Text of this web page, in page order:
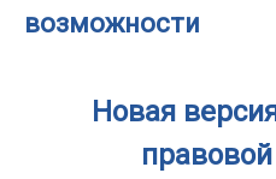
возможности
Новая